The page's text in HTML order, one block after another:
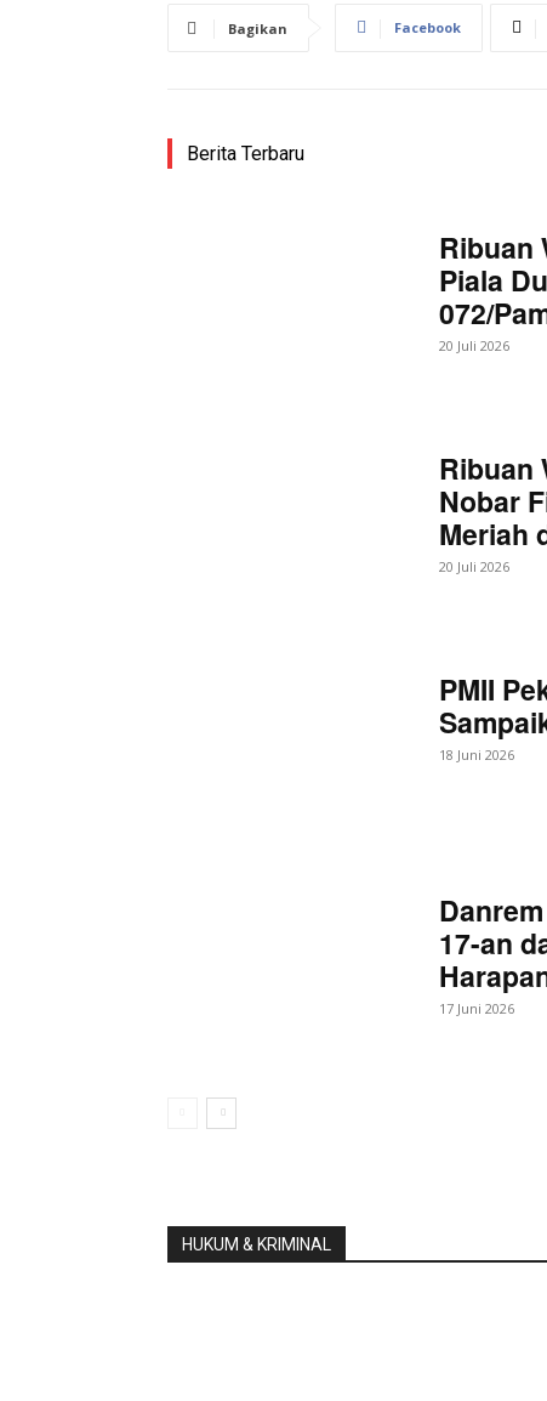
Berita Lainnya Aturan
Bagikan Facebook
Berita Terbaru
Ribuan
Piala
072/
20 Juli 2026
Ribuan
Nobar
Meriah
20 Juli 2026
PMII
18 Juni 2026
17-an
17 Juni 2026
HUKUM & KRIMINAL